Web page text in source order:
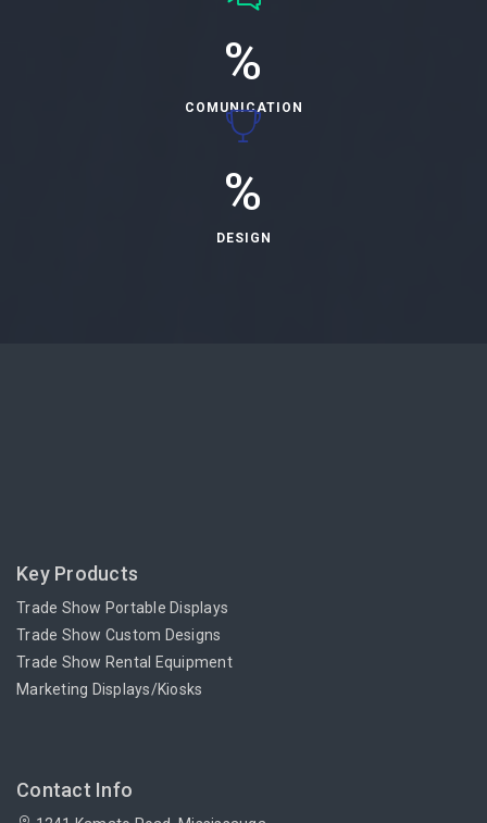
%
COMUNICATION
%
DESIGN
Key Products
Trade Show Portable Displays
Trade Show Custom Designs
Trade Show Rental Equipment
Marketing Displays/Kiosks
Contact Info